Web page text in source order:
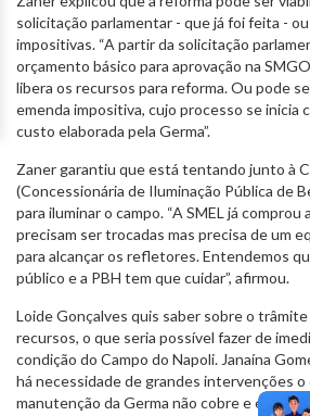
solicitação parlamentar - que já foi feita -
impositivas. “A partir da solicitação
orçamento básico para aprovação na
libera os recursos para reforma. Ou pode
emenda impositiva, cujo processo se inicia
custo elaborada pela Germa”.
Zaner garantiu que está tentando junto à
(Concessionária de Iluminação Pública de
para iluminar o campo. “A SMEL já comprou
precisam ser trocadas mas precisa de um
para alcançar os refletores. Entendemos
público e a PBH tem que cuidar”, afirmou.
Loide Gonçalves quis saber sobre o
recursos, o que seria possível fazer de
condição do Campo do Napoli. Janaína
há necessidade de grandes intervenções
manutenção da Germa não cobre e é